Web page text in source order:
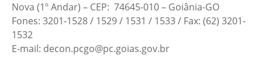
Nova (1º Andar) – CEP: 74645-010 – Goiânia-GO
Fones: 3201-1528 / 1529 / 1531 / 1533 / Fax: (62) 3201-
1532
E-mail: decon.pcgo@pc.goias.gov.br